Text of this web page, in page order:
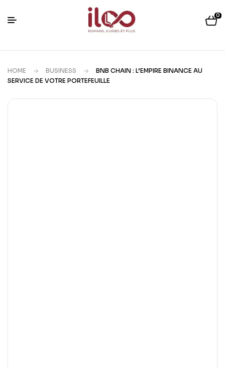
0
HOME BUSINESS
BNB CHAIN : L’EMPIRE BINANCE AU
SERVICE DE VOTRE PORTEFEUILLE